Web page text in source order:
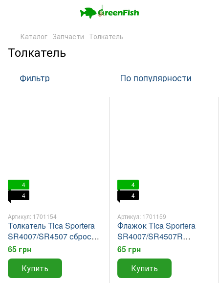
Каталог Запчасти Толкатель
Толкатель
Фильтр По популярности
4
4
Артикул: 1701154
Толкатель Tica Sportera
SR4007/SR4507 сброса
дуги (2R5-109-01)
65 грн
Купить
4
4
Артикул: 1701159
Флажок Tica Sportera
SR4007/SR4507R
трещетки
байтранера((2L2-014-01)
65 грн
Купить